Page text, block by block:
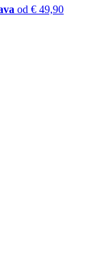
od € 49,90